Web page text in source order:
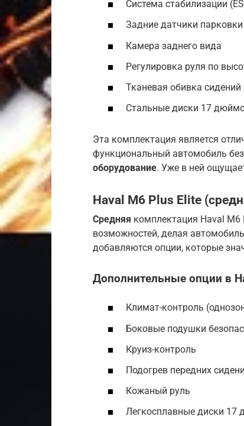
Система стабилизации
Задние датчики парковки
Камера заднего вида
Регулировка руля по
Тканевая обивка сидений
Стальные диски 17
Эта комплектация является
функциональный автомобиль
оборудование. Уже в ней
Haval M6 Plus Elite
Средняя комплектация Haval M6
возможностей, делая
добавляются опции, которые
Дополнительные опции в
Климат-контроль
Боковые подушки
Круиз-контроль
Подогрев передних
Кожаный руль
Легкосплавные диски 17